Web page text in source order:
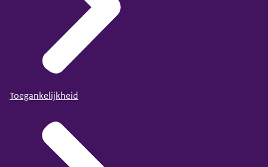
Toegankelijkheid